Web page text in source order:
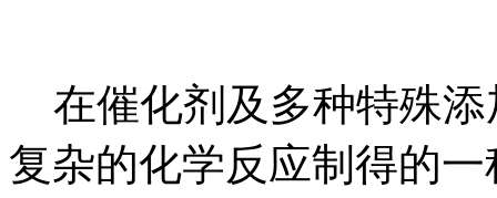
在催化剂及多种特殊添
复杂的化学反应制得的